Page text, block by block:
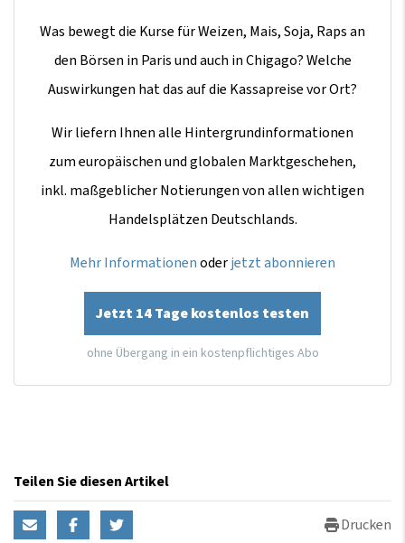
Was bewegt die Kurse für Weizen, Mais, Soja, Raps an
den Börsen in Paris und auch in Chigago? Welche
Auswirkungen hat das auf die Kassapreise vor Ort?
Wir liefern Ihnen alle Hintergrundinformationen
zum europäischen und globalen Marktgeschehen,
inkl. maßgeblicher Notierungen von allen wichtigen
Handelsplätzen Deutschlands.
Mehr Informationenoderjetzt abonnieren
Jetzt 14 Tage kostenlos testen
ohne Übergang in ein kostenpflichtiges Abo
Teilen Sie diesen Artikel
Drucken